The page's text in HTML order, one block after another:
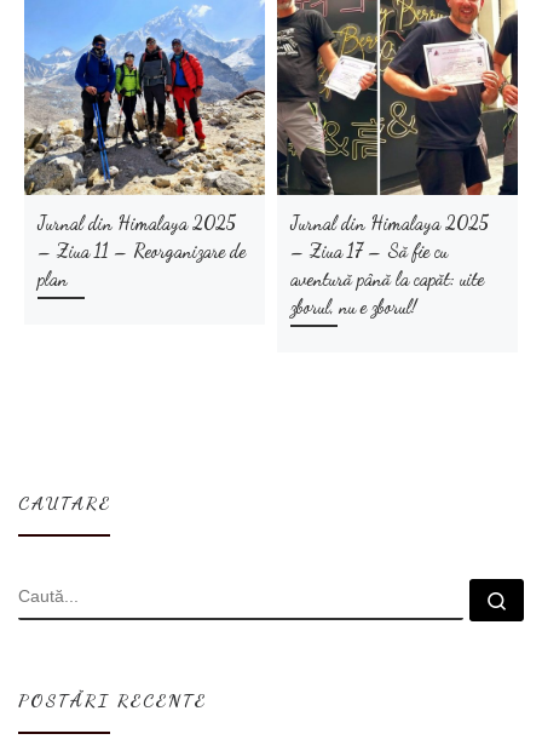
Jurnal din Himalaya 2025
– Ziua 11 – Reorganizare de
plan
Jurnal din Himalaya 2025
– Ziua 17 – Să fie cu
aventură până la capăt: uite
zborul, nu e zborul!
CAUTARE
CĂUTARE
POSTĂRI RECENTE